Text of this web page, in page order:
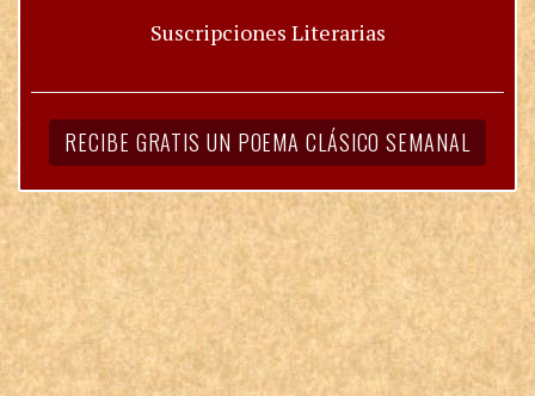
Suscripciones Literarias
RECIBE GRATIS UN POEMA CLÁSICO SEMANAL